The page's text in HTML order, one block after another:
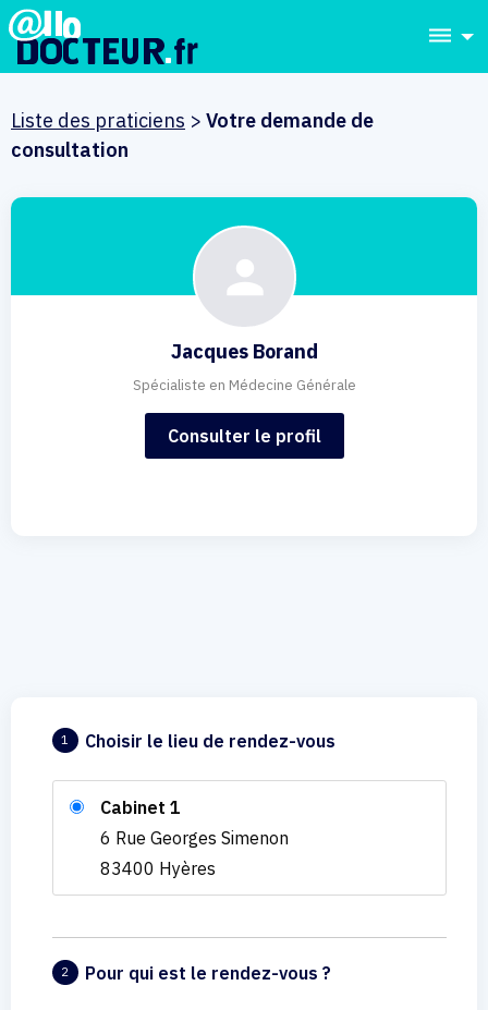
dehaze
Liste des praticiens > Votre demande de
consultation
Jacques Borand
Spécialiste en Médecine Générale
Consulter le profil
1 Choisir le lieu de rendez-vous
Cabinet 1
6 Rue Georges Simenon
83400 Hyères
2 Pour qui est le rendez-vous ?